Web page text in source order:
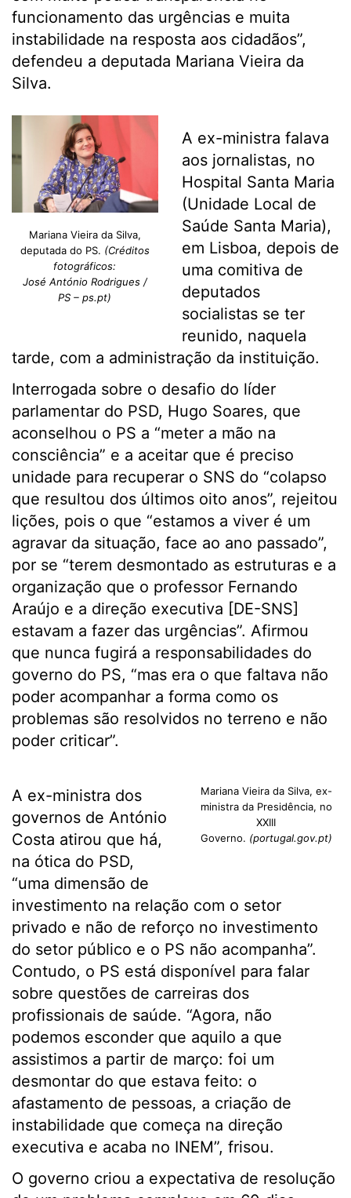
funcionamento das urgências e muita
instabilidade na resposta aos cidadãos”,
defendeu a deputada Mariana Vieira da
Silva.
Mariana Vieira da Silva,
deputada do PS. (Créditos
fotográficos:
José António Rodrigues /
PS – ps.pt)
A ex-ministra falava
aos jornalistas, no
Hospital Santa Maria
(Unidade Local de
Saúde Santa Maria),
em Lisboa, depois de
uma comitiva de
deputados
socialistas se ter
reunido, naquela
tarde, com a administração da instituição.
Interrogada sobre o desafio do líder
parlamentar do PSD, Hugo Soares, que
aconselhou o PS a “meter a mão na
consciência” e a aceitar que é preciso
unidade para recuperar o SNS do “colapso
que resultou dos últimos oito anos”, rejeitou
lições, pois o que “estamos a viver é um
agravar da situação, face ao ano passado”,
por se “terem desmontado as estruturas e a
organização que o professor Fernando
Araújo e a direção executiva [DE-SNS]
estavam a fazer das urgências”. Afirmou
que nunca fugirá a responsabilidades do
governo do PS, “mas era o que faltava não
poder acompanhar a forma como os
problemas são resolvidos no terreno e não
poder criticar”.
Mariana Vieira da Silva, ex-
ministra da Presidência, no
XXIII
Governo. (portugal.gov.pt)
A ex-ministra dos
governos de António
Costa atirou que há,
na ótica do PSD,
“uma dimensão de
investimento na relação com o setor
privado e não de reforço no investimento
do setor público e o PS não acompanha”.
Contudo, o PS está disponível para falar
sobre questões de carreiras dos
profissionais de saúde. “Agora, não
podemos esconder que aquilo a que
assistimos a partir de março: foi um
desmontar do que estava feito: o
afastamento de pessoas, a criação de
instabilidade que começa na direção
executiva e acaba no INEM”, frisou.
O governo criou a expectativa de resolução